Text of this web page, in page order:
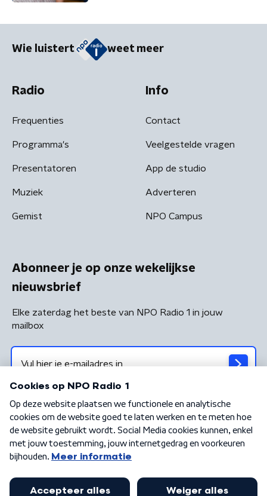
Wie luistert weet meer
Radio
Frequenties
Programma's
Presentatoren
Muziek
Gemist
Info
Contact
Veelgestelde vragen
App de studio
Adverteren
NPO Campus
Abonneer je op onze wekelijkse
nieuwsbrief
Elke zaterdag het beste van NPO Radio 1 in jouw
mailbox
Algemene voorwaarden